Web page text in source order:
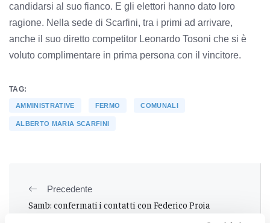
candidarsi al suo fianco. E gli elettori hanno dato loro
ragione. Nella sede di Scarfini, tra i primi ad arrivare,
anche il suo diretto competitor Leonardo Tosoni che si è
voluto complimentare in prima persona con il vincitore.
TAG:
AMMINISTRATIVE FERMO COMUNALI
ALBERTO MARIA SCARFINI
Precedente
Samb: confermati i contatti con Federico Proia